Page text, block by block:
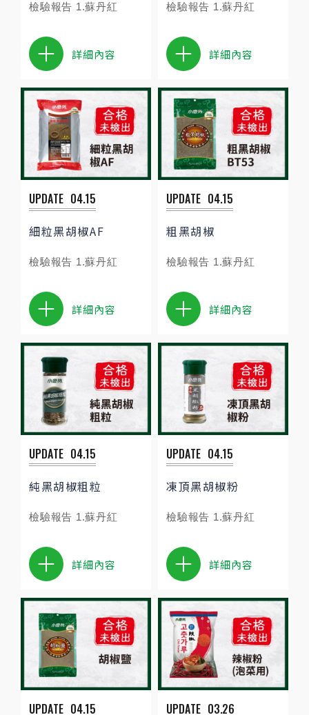
檢驗報告 1.蘇丹紅
詳細內容
檢驗報告 1.蘇丹紅
詳細內容
UPDATE 04.15
細粒黑胡椒AF
檢驗報告 1.蘇丹紅
詳細內容
UPDATE 04.15
粗黑胡椒
檢驗報告 1.蘇丹紅
詳細內容
UPDATE 04.15
純黑胡椒粗粒
檢驗報告 1.蘇丹紅
詳細內容
UPDATE 04.15
凍頂黑胡椒粉
檢驗報告 1.蘇丹紅
詳細內容
UPDATE 04.15 UPDATE 03.26